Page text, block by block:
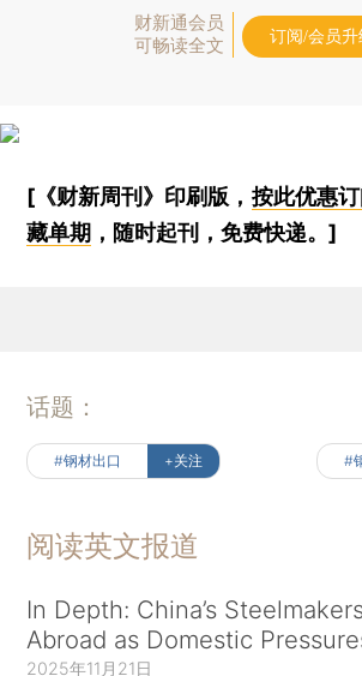
财新通会员
可畅读全文
订阅/会员升
[《财新周刊》印刷版， 按此优惠
藏单期 ，随时起刊，免费快递。]
话题：
#钢材出口 +关注 #
阅读英文报道
In Depth: China’s
Abroad as Domestic
2025年11月21日